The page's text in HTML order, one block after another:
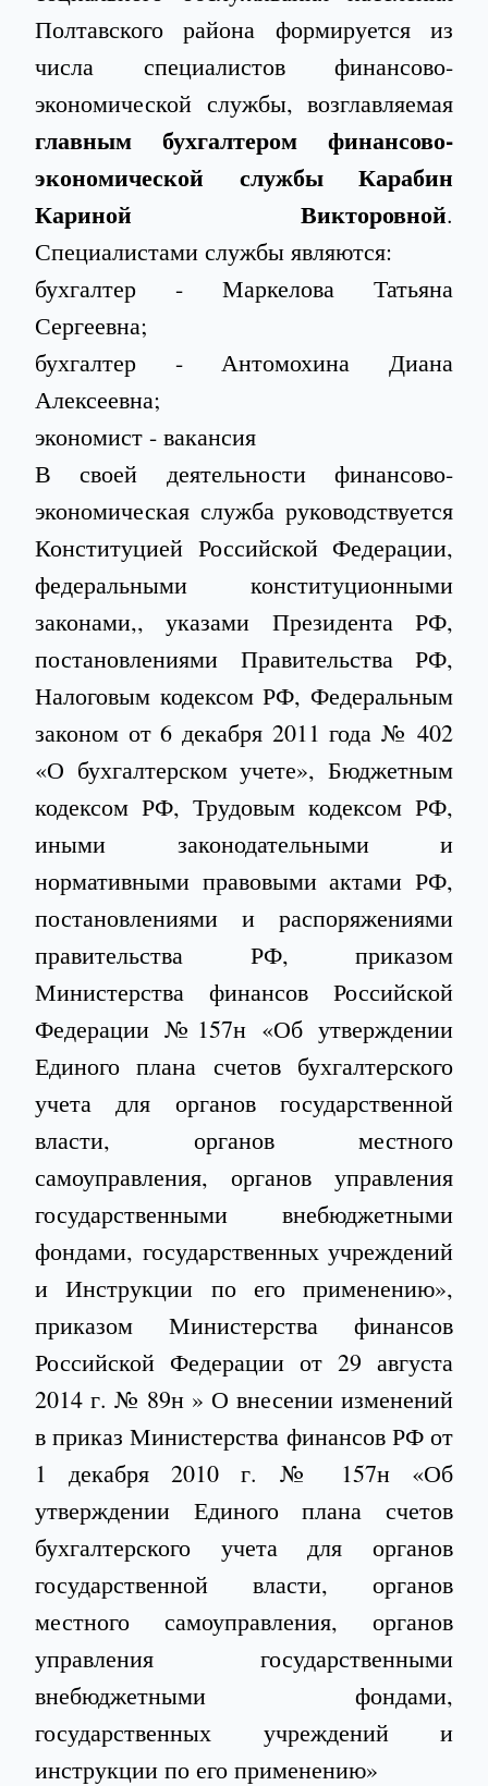
Полтавского района формируется из
числа специалистов финансово-
экономической службы, возглавляемая
главным бухгалтером финансово-
экономической службы Карабин
Кариной Викторовной.
Специалистами службы являются:
бухгалтер - Маркелова Татьяна
Сергеевна;
бухгалтер - Антомохина Диана
Алексеевна;
экономист - вакансия
В своей деятельности финансово-
экономическая служба руководствуется
Конституцией Российской Федерации,
федеральными конституционными
законами,, указами Президента РФ,
постановлениями Правительства РФ,
Налоговым кодексом РФ, Федеральным
законом от 6 декабря 2011 года № 402
«О бухгалтерском учете», Бюджетным
кодексом РФ, Трудовым кодексом РФ,
иными законодательными и
нормативными правовыми актами РФ,
постановлениями и распоряжениями
правительства РФ, приказом
Министерства финансов Российской
Федерации №157н «Об утверждении
Единого плана счетов бухгалтерского
учета для органов государственной
власти, органов местного
самоуправления, органов управления
государственными внебюджетными
фондами, государственных учреждений
и Инструкции по его применению»,
приказом Министерства финансов
Российской Федерации от 29 августа
2014 г. № 89н » О внесении изменений
в приказ Министерства финансов РФ от
1 декабря 2010 г. № 157н «Об
утверждении Единого плана счетов
бухгалтерского учета для органов
государственной власти, органов
местного самоуправления, органов
управления государственными
внебюджетными фондами,
государственных учреждений и
инструкции по его применению»